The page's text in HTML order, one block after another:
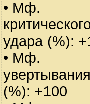
• Мф.
удара (%):
• Мф.
(%): +100